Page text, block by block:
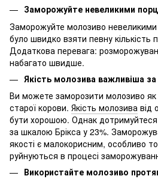
Заморожуйте невеликими
Заморожуйте молозиво
було швидко взяти певну кількість
Додаткова перевага:
набагато швидше.
Якість молозива важливіша за
Ви можете заморозити молозиво як
старої корови. Якість молозива від
бути хорошою. Однак дотримуйтеся
за шкалою Брікса у 23%.
якості є малокорисним, особливо
руйнуються в процесі
Використайте молозиво